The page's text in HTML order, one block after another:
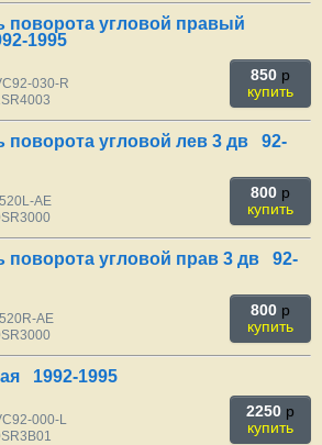
поворота угловой правый
1995
030-R
850 p
купить
поворота угловой лев 3 дв 92-
AE
800 p
купить
поворота угловой прав 3 дв 92-
AE
800 p
купить
1992-1995
000-L
2250 p
купить